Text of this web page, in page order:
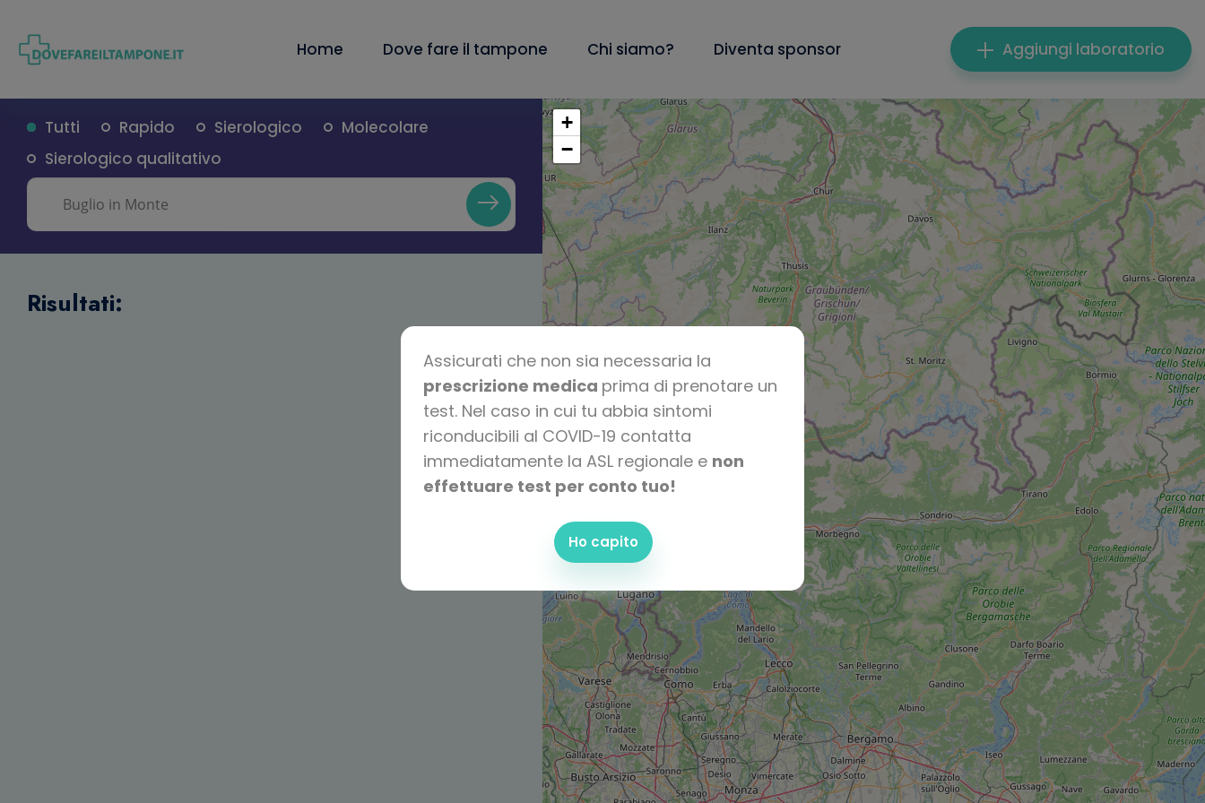
Assicurati che non sia necessaria la
prescrizione medica prima di prenotare un
test. Nel caso in cui tu abbia sintomi
riconducibili al COVID-19 contatta
immediatamente la ASL regionale e non
effettuare test per conto tuo!
Ho capito
Home Dove fare il tampone Chi siamo? Diventa sponsor Aggiungi laboratorio
Tutti Rapido Sierologico
Molecolare
Sierologico qualitativo
Risultati:
+
−